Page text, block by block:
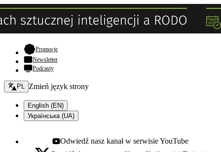
Promocje- otwiera się w nowej karcie
Newsletter
Podcasty
Zmień język - bieżący:
PL Zmień język strony
English (EN)
Українська (UA)
Youtube - otwiera się w nowej karcie
Odwiedź nasz kanał w serwisie YouTube